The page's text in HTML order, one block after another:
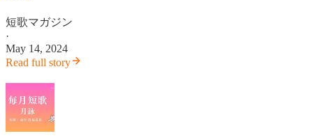
短歌マガジン
·
May 14, 2024
Read full story